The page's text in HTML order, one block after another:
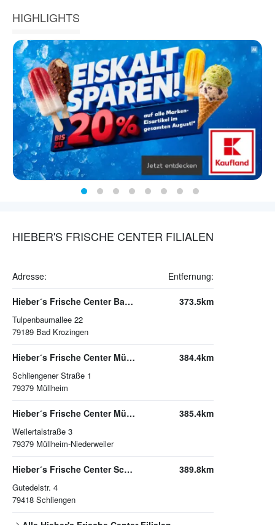
HIGHLIGHTS
HIEBER'S FRISCHE CENTER FILIALEN
Adresse: Entfernung:
Hieber´s Frische Center Bad Krozingen
Tulpenbaumallee 22
79189 Bad Krozingen
373.5km
Hieber´s Frische Center Müllheim
Schliengener Straße 1
79379 Müllheim
384.4km
Hieber´s Frische Center Müllheim-Niederweiler
Weilertalstraße 3
79379 Müllheim-Niederweiler
385.4km
Hieber´s Frische Center Schliengen
Gutedelstr. 4
79418 Schliengen
389.8km